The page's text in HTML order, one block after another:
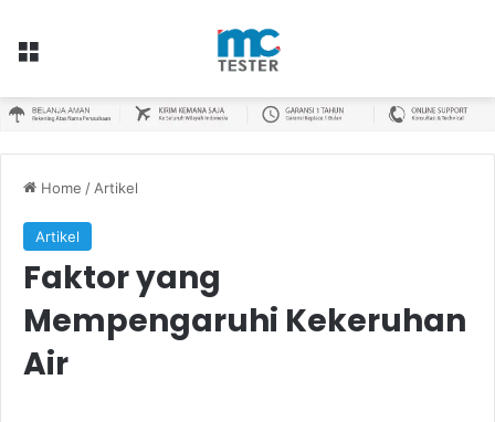
Menu
Home / Artikel
Artikel
Faktor yang
Mempengaruhi Kekeruhan
Air